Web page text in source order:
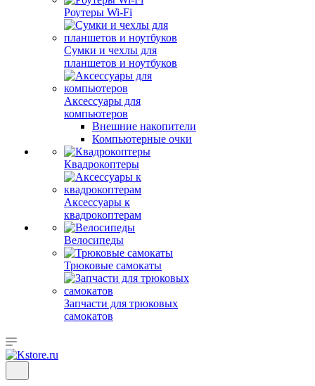
Роутеры Wi-Fi
Сумки и чехлы для
планшетов и ноутбуков
Аксессуары для
компьютеров
Внешние накопители
Компьютерные очки
Квадрокоптеры
Аксессуары к
квадрокоптерам
Велосипеды
Трюковые самокаты
Запчасти для трюковых
самокатов